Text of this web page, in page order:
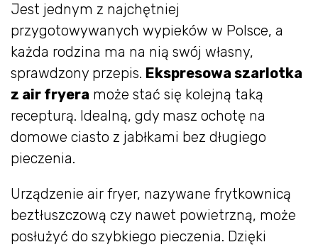
Jest jednym z najchętniej
przygotowywanych wypieków w Polsce, a
każda rodzina ma na nią swój własny,
sprawdzony przepis. Ekspresowa szarlotka
z air fryera może stać się kolejną taką
recepturą. Idealną, gdy masz ochotę na
domowe ciasto z jabłkami bez długiego
pieczenia.
Urządzenie air fryer, nazywane frytkownicą
beztłuszczową czy nawet powietrzną, może
posłużyć do szybkiego pieczenia. Dzięki